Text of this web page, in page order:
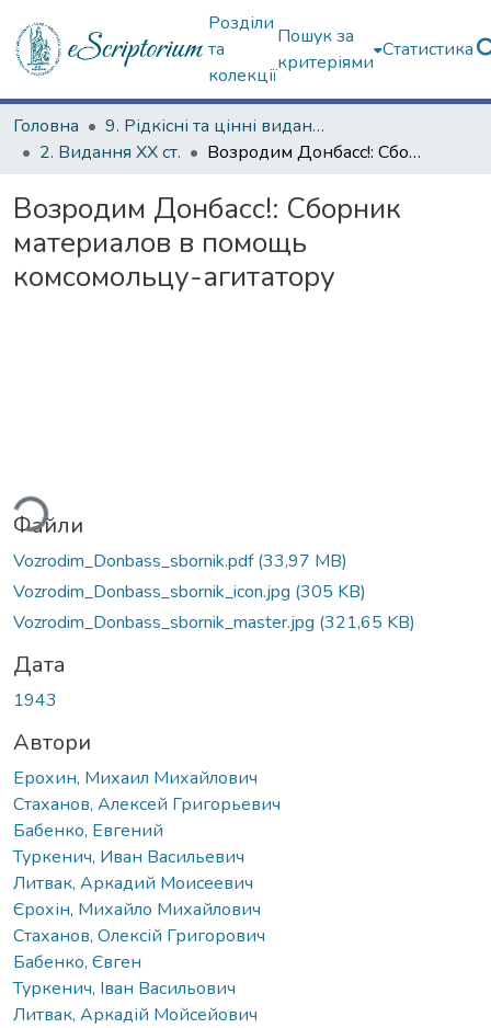
Розділи
та
колекції
Пошук за
критеріями
Статистика
Головна
9. Рідкісні та цінні видання
2. Видання ХХ ст.
Возродим Донбасс!: Сборник материалов в помощь комсомольцу-агитатору
Возродим Донбасс!: Сборник
материалов в помощь
комсомольцу-агитатору
Файли
Vozrodim_Donbass_sbornik.pdf(33,97 MB)
Vozrodim_Donbass_sbornik_icon.jpg (305 KB)
Vozrodim_Donbass_sbornik_master.jpg (321,65 KB)
Дата
1943
Автори
Ерохин, Михаил Михайлович
Стаханов, Алексей Григорьевич
Бабенко, Евгений
Туркенич, Иван Васильевич
Литвак, Аркадий Моисеевич
Єрохін, Михайло Михайлович
Стаханов, Олексій Григорович
Бабенко, Євген
Туркенич, Іван Васильович
Литвак, Аркадій Мойсейович